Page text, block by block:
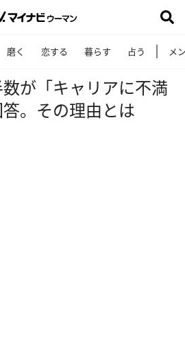
磨く 恋する 暮らす 占う メ
が「キャリアに不満
。その理由とは